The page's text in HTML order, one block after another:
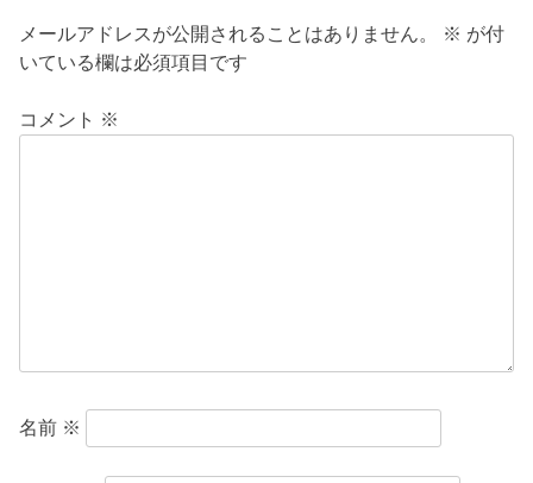
ビ
ゲ
ー
メールアドレスが公開されることはありません。 ※ が付
いている欄は必須項目です
コメント ※
名前 ※